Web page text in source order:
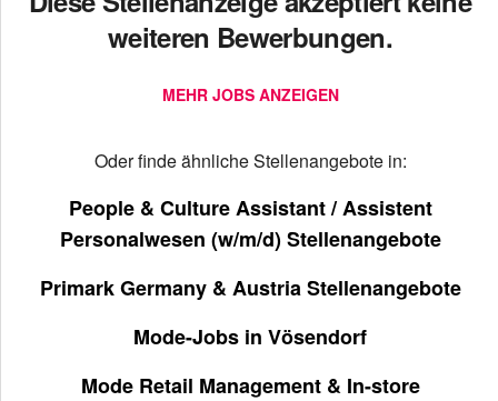
weiteren Bewerbungen.
MEHR JOBS ANZEIGEN
Oder finde ähnliche Stellenangebote in:
People & Culture Assistant / Assistent
Personalwesen (w/m/d) Stellenangebote
Primark Germany & Austria Stellenangebote
Mode-Jobs in Vösendorf
Mode Retail Management & In-store